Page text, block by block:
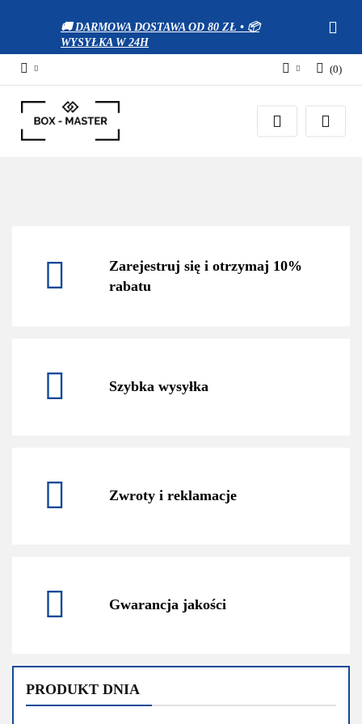
🚚 DARMOWA DOSTAWA OD 80 ZŁ • 📦
WYSYŁKA W 24H
Zaloguj się
Zarejestruj się
(0)
Zarejestruj się i otrzymaj 10%
rabatu
Szybka wysyłka
Zwroty i reklamacje
Gwarancja jakości
PRODUKT DNIA